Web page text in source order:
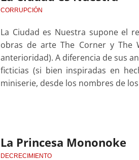
CORRUPCIÓN
La Ciudad es Nuestra supone el
obras de arte The Corner y The
anterioridad). A diferencia de sus
ficticias (si bien inspiradas en
miniserie, desde los nombres de
La Princesa Mononoke
DECRECIMIENTO